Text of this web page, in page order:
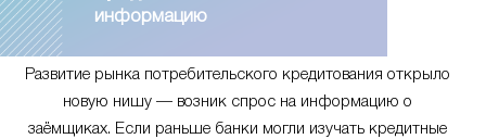
информацию
Развитие рынка потребительского кредитования открыло
новую нишу — возник спрос на информацию о
заёмщиках. Если раньше банки могли изучать кредитные